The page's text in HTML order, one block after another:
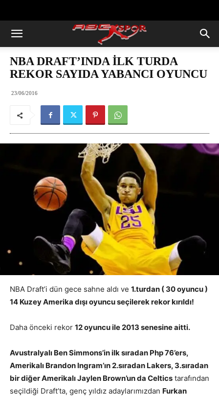
NBA DRAFT’INDA İLK TURDA
REKOR SAYIDA YABANCI OYUNCU
23/06/2016
NBA Draft’i dün gece sahne aldı ve 1.turdan ( 30 oyuncu )
14 Kuzey Amerika dışı oyuncu seçilerek rekor kırıldı!
Daha önceki rekor 12 oyuncu ile 2013 senesine aitti.
Avustralyalı Ben Simmons’in ilk sıradan Php 76’ers,
Amerikalı Brandon Ingram’ın 2.sıradan Lakers, 3.sıradan
bir diğer Amerikalı Jaylen Brown’un da Celtics tarafından
seçildiği Draft’ta, genç yıldız adaylarımızdan Furkan